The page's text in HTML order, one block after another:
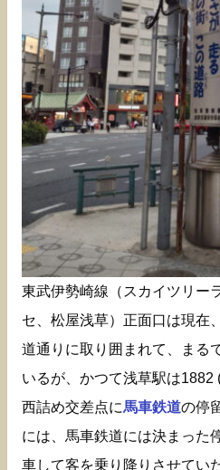
東武伊勢崎線（スカイツリー
セ、松屋浅草）正面口は現在
道通りに取り囲まれて、まる
いるが、かつて浅草駅は1882
西詰め交差点に馬車鉄道の停
には、馬車鉄道には決まった
車して客を乗り降りさせてい